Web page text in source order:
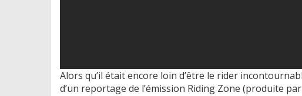
Alors qu’il était encore loin d’être le rider
d’un reportage de l’émission Riding Zone (produite par